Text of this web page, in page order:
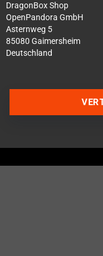
DragonBox Shop
OpenPandora GmbH
Asternweg 5
85080 Gaimersheim
Deutschland